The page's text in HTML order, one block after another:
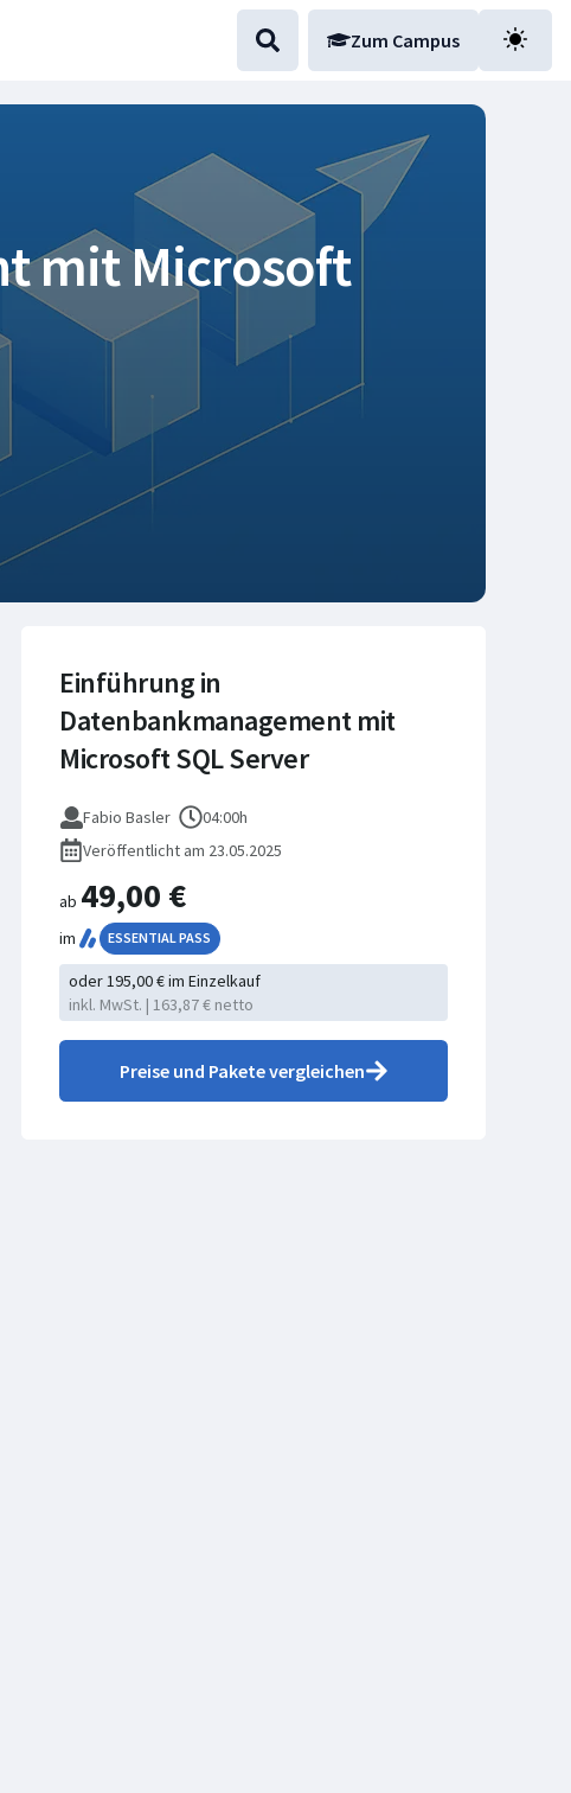
Zum Campus
mit Microsoft
Einführung in
Datenbankmanagement mit
Microsoft SQL Server
Fabio Basler
04:00h
Veröffentlicht am 23.05.2025
ab 49,00 €
im ESSENTIAL PASS
oder 195,00 € im Einzelkauf
inkl. MwSt. | 163,87 € netto
Preise und Pakete vergleichen